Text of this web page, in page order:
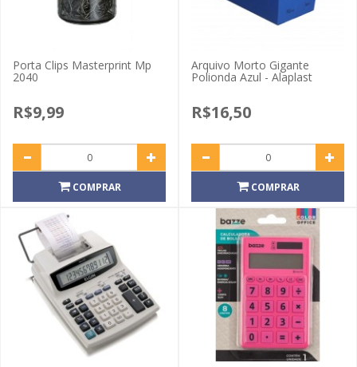
Porta Clips Masterprint Mp
2040
R$9,99
COMPRAR
Arquivo Morto Gigante
Polionda Azul - Alaplast
R$16,50
COMPRAR